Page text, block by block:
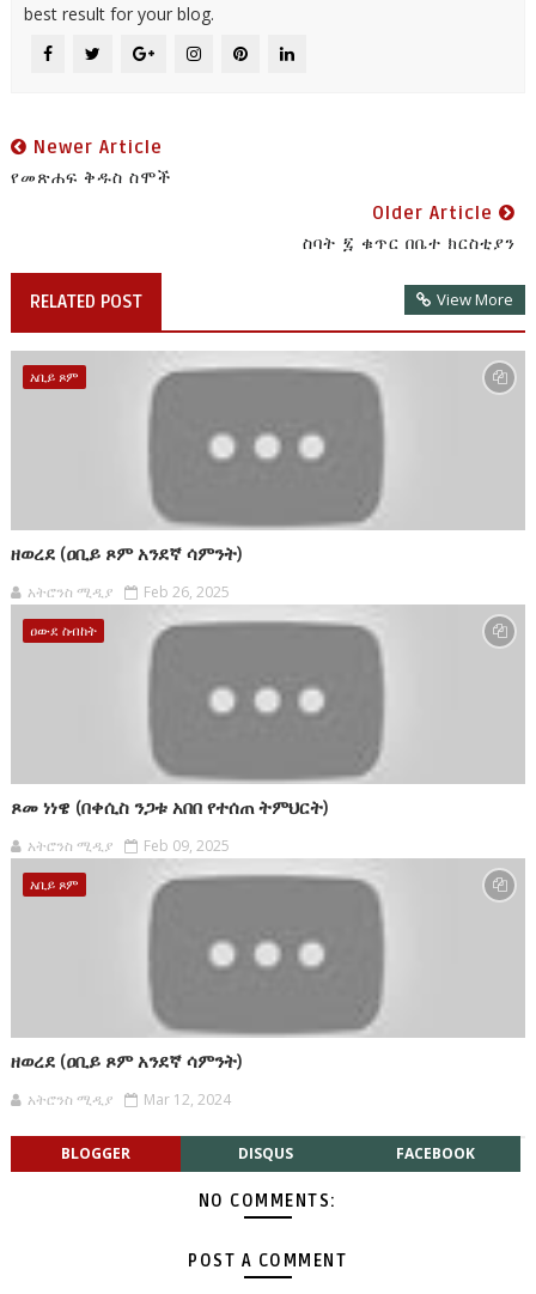
best result for your blog.
Newer Article
የመጽሐፍ ቅዱስ ስሞች
Older Article
ስባት ፯ ቁጥር በቤተ ክርስቲያን
RELATED POST View More
አቢይ ጾም
ዘወረደ (ዐቢይ ጾም አንደኛ ሳምንት)
አትሮንስ ሚዲያ Feb 26, 2025
ዐውደ ስብከት
ጾመ ነነዌ (በቀሲስ ንጋቱ አበበ የተሰጠ ትምህርት)
አትሮንስ ሚዲያ Feb 09, 2025
አቢይ ጾም
ዘወረደ (ዐቢይ ጾም አንደኛ ሳምንት)
አትሮንስ ሚዲያ Mar 12, 2024
BLOGGER DISQUS FACEBOOK
NO COMMENTS:
POST A COMMENT